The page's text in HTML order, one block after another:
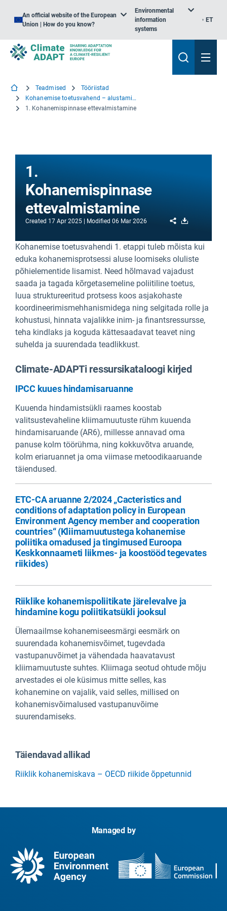
An official website of the European
Union | How do you know?
Environmental
information
systems
ET
Teadmised
Tööriistad
Kohanemise toetusvahend – alustamine
1. Kohanemispinnase ettevalmistamine
1.
Kohanemispinnase
ettevalmistamine
Created 17 Apr 2025 Modified 06 Mar 2026 Share
Kohanemise toetusvahendi 1. etappi tuleb mõista kui
eduka kohanemisprotsessi aluse loomiseks oluliste
põhielementide lisamist. Need hõlmavad vajadust
saada ja tagada kõrgetasemeline poliitiline toetus,
luua struktureeritud protsess koos asjakohaste
koordineerimismehhanismidega ning selgitada rolle ja
kohustusi, hinnata vajalikke inim- ja finantsressursse,
teha kindlaks ja koguda kättesaadavat teavet ning
suhelda ja suurendada teadlikkust.
Climate-ADAPTi ressursikataloogi kirjed
IPCC kuues hindamisaruanne
Kuuenda hindamistsükli raames koostab
valitsustevaheline kliimamuutuste rühm kuuenda
hindamisaruande (AR6), millesse annavad oma
panuse kolm töörühma, ning kokkuvõtva aruande,
kolm eriaruannet ja oma viimase metoodikaaruande
täiendused.
ETC-CA aruanne 2/2024 „Cacteristics and
conditions of adaptation policy in European
Environment Agency member and cooperation
countries“ (Kliimamuutustega kohanemise
poliitika omadused ja tingimused Euroopa
Keskkonnaameti liikmes- ja koostööd tegevates
riikides)
Riiklike kohanemispoliitikate järelevalve ja
hindamine kogu poliitikatsükli jooksul
Ülemaailmse kohanemiseesmärgi eesmärk on
suurendada kohanemisvõimet, tugevdada
vastupanuvõimet ja vähendada haavatavust
kliimamuutuste suhtes. Kliimaga seotud ohtude mõju
arvestades ei ole küsimus mitte selles, kas
kohanemine on vajalik, vaid selles, millised on
kohanemisvõimalused vastupanuvõime
suurendamiseks.
Täiendavad allikad
Riiklik kohanemiskava – OECD riikide õppetunnid
Managed by